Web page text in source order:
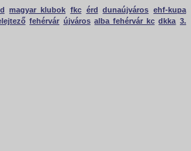
magyar klubok fkc érd dunaújváros ehf-kupa
fehérvár újváros alba fehérvár kc dkka 3.